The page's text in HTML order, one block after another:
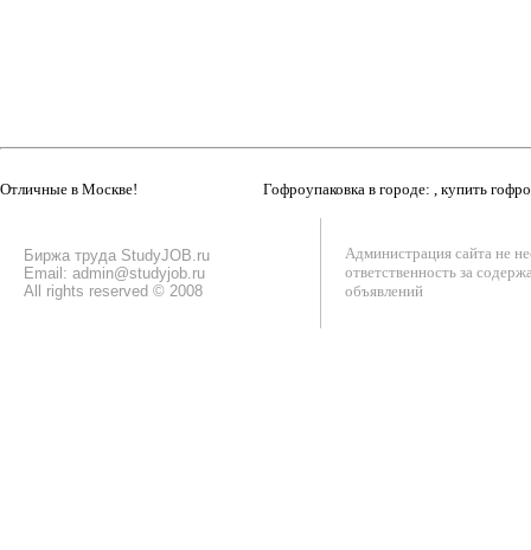
Отличные в Москве! Гофроупаковка в городе: , купить
Биржа труда StudyJOB.ru
Email: admin@studyjob.ru
All rights reserved © 2008
Администрация сайта не
ответственность за
объявлений